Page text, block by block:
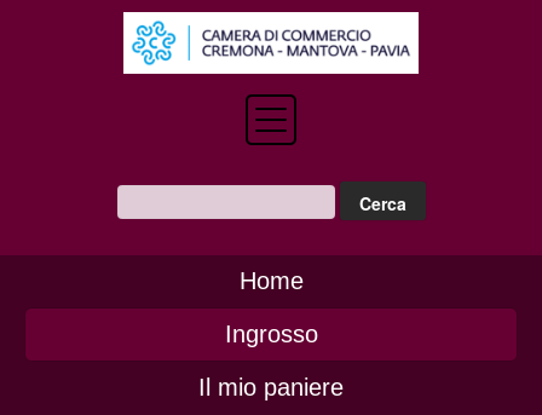
Home
Ingrosso
Il mio paniere